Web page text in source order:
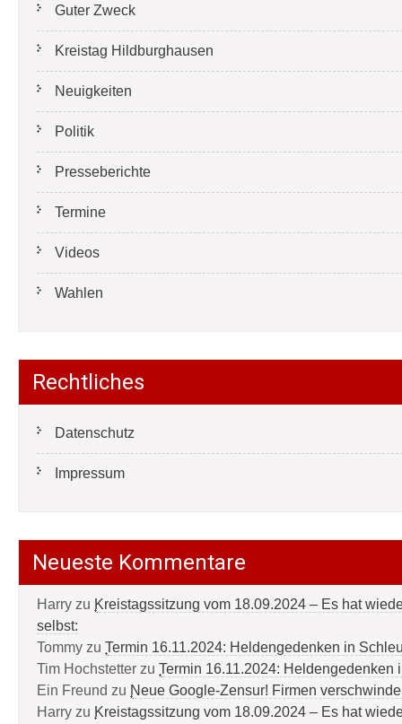
Guter Zweck
Kreistag Hildburghausen
Neuigkeiten
Politik
Presseberichte
Termine
Videos
Wahlen
Rechtliches
Datenschutz
Impressum
Neueste Kommentare
Harry zu Kreistagssitzung vom 18.09.2024 – Es hat
selbst:
Tommy zu Termin 16.11.2024: Heldengedenken in
Tim Hochstetter zu Termin 16.11.2024: Heldengedenken
Ein Freund zu Neue Google-Zensur! Firmen
Harry zu Kreistagssitzung vom 18.09.2024 – Es hat